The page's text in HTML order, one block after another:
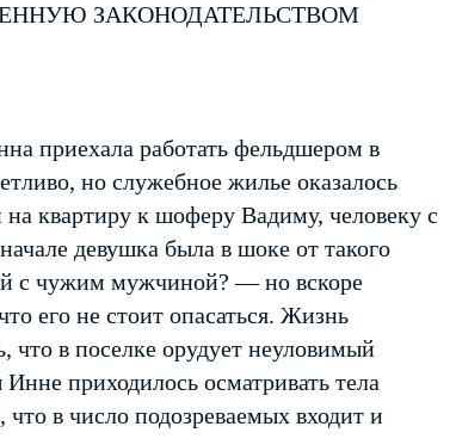
ЗАКОНОДАТЕЛЬСТВОМ
приехала работать фельдшером в
но служебное жилье оказалось
квартиру к шоферу Вадиму, человеку с
девушка была в шоке от такого
с чужим мужчиной? — но вскоре
его не стоит опасаться. Жизнь
что в поселке орудует неуловимый
приходилось осматривать тела
в число подозреваемых входит и